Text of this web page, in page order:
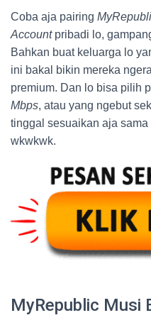
Coba aja pairing
Accountpribadi lo,
Bahkan buat keluarga lo
ini bakal bikin mereka
premium. Dan lo bisa pilih
Mbps, atau yang ngebut
tinggal sesuaikan aja
wkwkwk.
MyRepublic Musi